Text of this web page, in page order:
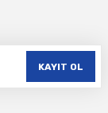
KAYIT OL